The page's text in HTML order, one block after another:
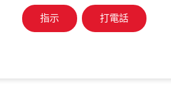
指示 打電話